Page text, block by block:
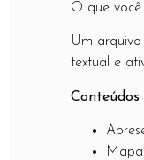
O que
Um
textual e
Conteúdos